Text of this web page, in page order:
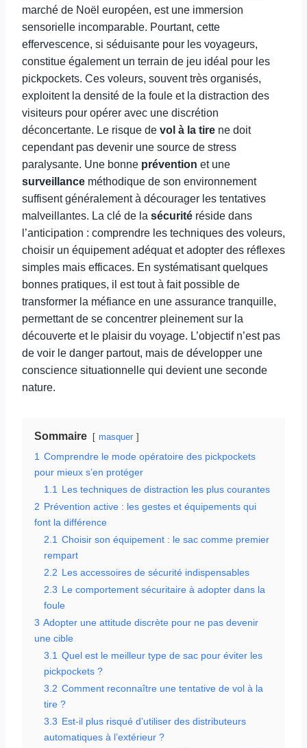
marché de Noël européen, est une immersion
sensorielle incomparable. Pourtant, cette
effervescence, si séduisante pour les voyageurs,
constitue également un terrain de jeu idéal pour les
pickpockets. Ces voleurs, souvent très organisés,
exploitent la densité de la foule et la distraction des
visiteurs pour opérer avec une discrétion
déconcertante. Le risque de vol à la tire ne doit
cependant pas devenir une source de stress
paralysante. Une bonne prévention et une
surveillance méthodique de son environnement
suffisent généralement à décourager les tentatives
malveillantes. La clé de la sécurité réside dans
l’anticipation : comprendre les techniques des voleurs,
choisir un équipement adéquat et adopter des réflexes
simples mais efficaces. En systématisant quelques
bonnes pratiques, il est tout à fait possible de
transformer la méfiance en une assurance tranquille,
permettant de se concentrer pleinement sur la
découverte et le plaisir du voyage. L’objectif n’est pas
de voir le danger partout, mais de développer une
conscience situationnelle qui devient une seconde
nature.
Sommaire masquer
1 Comprendre le mode opératoire des pickpockets
pour mieux s’en protéger
1.1
Les techniques de distraction les plus courantes
2 Prévention active : les gestes et équipements qui
font la différence
2.1 Choisir son équipement : le sac comme premier
rempart
2.2 Les accessoires de sécurité indispensables
2.3 Le comportement sécuritaire à adopter dans la
foule
3 Adopter une attitude discrète pour ne pas devenir
une cible
3.1 Quel est le meilleur type de sac pour éviter les
pickpockets ?
3.2 Comment reconnaître une tentative de vol à la
tire ?
3.3 Est-il plus risqué d’utiliser des distributeurs
automatiques à l’extérieur ?